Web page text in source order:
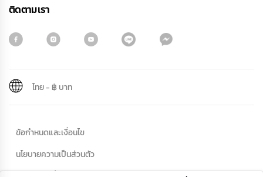
ติดตามเรา
ข้อกำหนดและเงื่อนไข
นโยบายความเป็นส่วนตัว
ไทย- ฿ บาท
ชื่อ